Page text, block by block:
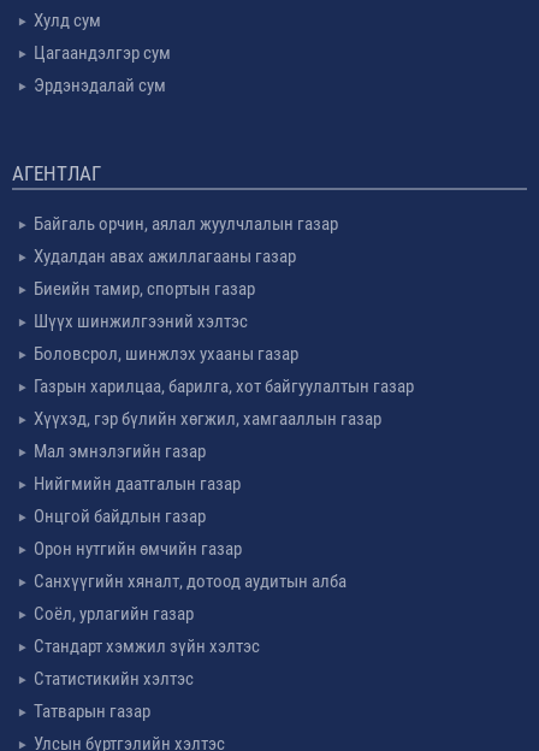
Хулд сум
Цагаандэлгэр сум
Эрдэнэдалай сум
АГЕНТЛАГ
Байгаль орчин, аялал жуулчлалын газар
Худалдан авах ажиллагааны газар
Биеийн тамир, спортын газар
Шүүх шинжилгээний хэлтэс
Боловсрол, шинжлэх ухааны газар
Газрын харилцаа, барилга, хот байгуулалтын газар
Хүүхэд, гэр бүлийн хөгжил, хамгааллын газар
Мал эмнэлэгийн газар
Нийгмийн даатгалын газар
Онцгой байдлын газар
Орон нутгийн өмчийн газар
Санхүүгийн хяналт, дотоод аудитын алба
Соёл, урлагийн газар
Стандарт хэмжил зүйн хэлтэс
Статистикийн хэлтэс
Татварын газар
Улсын бүртгэлийн хэлтэс